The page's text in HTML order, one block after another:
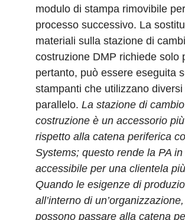
modulo di stampa rimovibile
processo successivo. La
materiali sulla stazione di
costruzione DMP richiede solo
pertanto, può essere eseguita
stampanti che utilizzano
parallelo. La stazione di
costruzione è un accessorio
rispetto alla catena periferica
Systems; questo rende la PA
accessibile per una clientela
Quando le esigenze di
all’interno di
possono passare alla catena